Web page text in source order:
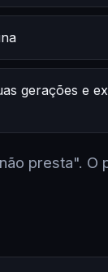
gerações e
presta". O